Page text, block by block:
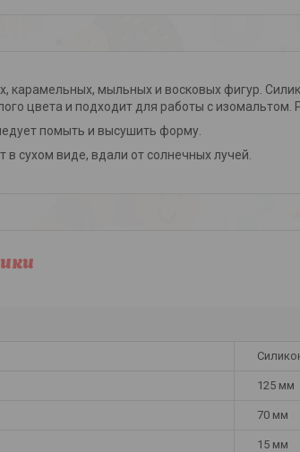
карамельных, мыльных и восковых фигур.
цвета и подходит для работы с изомальтом.
помыть и высушить форму.
в сухом виде, вдали от солнечных лучей.
125 мм
70 мм
15 мм